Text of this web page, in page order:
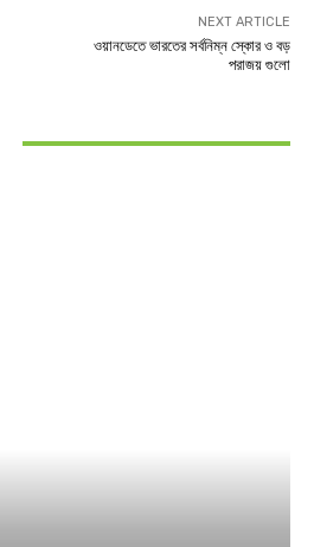
NEXT ARTICLE
ওয়ানডেতে ভারতের সর্বনিম্ন স্কোর ও বড়
পরাজয় গুলো